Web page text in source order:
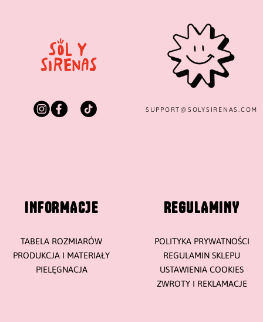
SUPPORT@ SOLYSIRENAS.COM
INFORMACJE
TABELA ROZMIARÓW
PRODUKCJA I MATERIAŁY
PIELĘGNACJA
REGULAMINY
POLITYKA PRYWATNOŚCI
REGULAMIN SKLEPU
USTAWIENIA COOKIES
ZWROTY I REKLAMACJE